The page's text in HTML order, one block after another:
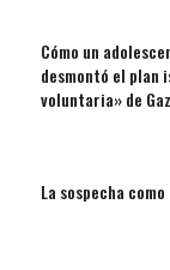
Cómo un
desmontó el plan
voluntaria» de
La sospecha